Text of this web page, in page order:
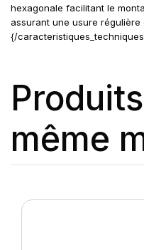
hexagonale facilitant le
assurant une usure
{/
même